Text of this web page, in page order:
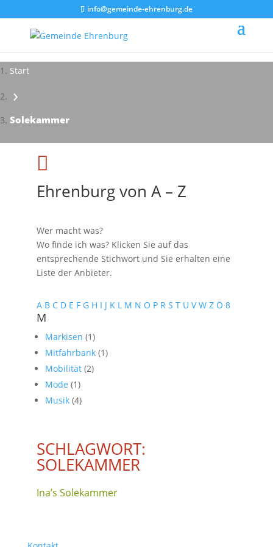
info@gemeinde-ehrenburg.de
Start
›
Solekammer

Ehrenburg von A – Z
Wer macht was?
Wo finde ich was? Klicken Sie auf das
entsprechende Stichwort und Sie erhalten eine
Liste der Anbieter.
A B C D E F G H I J K L M N O P R S T U V W Z Ö 8
M
Markisen (1)
Mitfahrbank (1)
Mobilität (2)
Mode (1)
Musik (4)
SCHLAGWORT:
SOLEKAMMER
Ina’s Solekammer